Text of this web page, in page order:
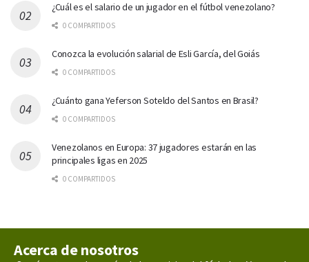
¿Cuál es el salario de un jugador en el fútbol venezolano?
0 COMPARTIDOS
Conozca la evolución salarial de Esli García, del Goiás
0 COMPARTIDOS
¿Cuánto gana Yeferson Soteldo del Santos en Brasil?
0 COMPARTIDOS
Venezolanos en Europa: 37 jugadores estarán en las
principales ligas en 2025
0 COMPARTIDOS
Acerca de nosotros